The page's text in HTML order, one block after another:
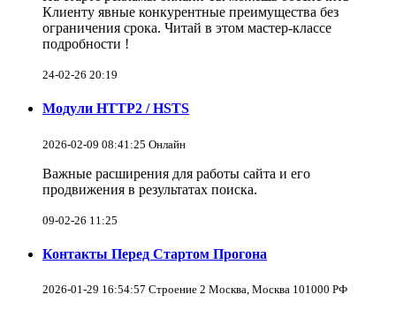
Клиенту явные конкурентные преимущества без
ограничения срока. Читай в этом мастер-классе
подробности !
24-02-26 20:19
Модули HTTP2 / HSTS
2026-02-09 08:41:25 Онлайн
Важные расширения для работы сайта и его
продвижения в результатах поиска.
09-02-26 11:25
Контакты Перед Стартом Прогона
2026-01-29 16:54:57 Строение 2 Москва, Москва 101000 РФ